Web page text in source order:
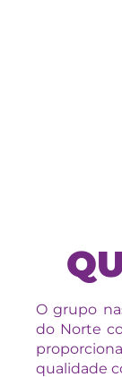
O grupo
do Norte
qualidade